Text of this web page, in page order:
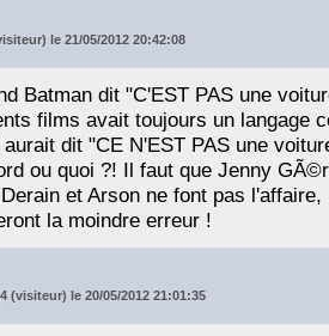
le 21/05/2012 20:42:08
Batman dit "C'EST PAS une
films avait toujours un langage
dit "CE N'EST PAS une
ou quoi ?! Il faut que Jenny
et Arson ne font pas
la moindre erreur !
(visiteur) le 20/05/2012 21:01:35